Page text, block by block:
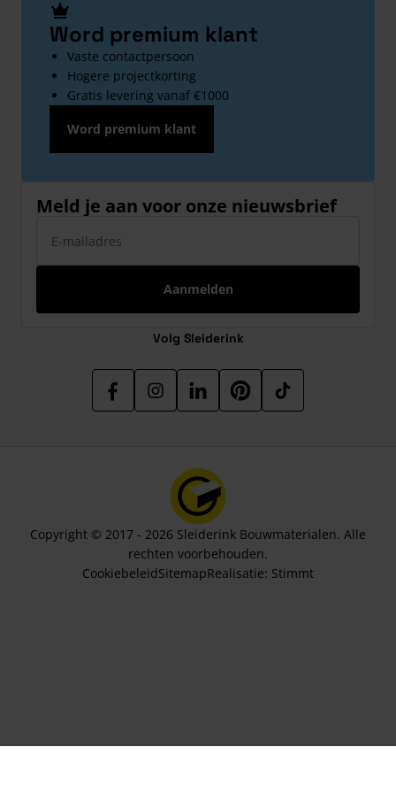
Word premium klant
Vaste contactpersoon
Hogere projectkorting
Gratis levering vanaf €1000
Word premium klant
Meld je aan voor onze nieuwsbrief
Aanmelden
Volg Sleiderink
Copyright © 2017 - 2026 Sleiderink Bouwmaterialen. Alle
rechten voorbehouden.
CookiebeleidSitemapRealisatie: Stimmt